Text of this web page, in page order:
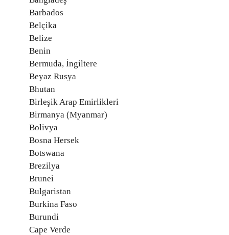
Barbados
Belçika
Belize
Benin
Bermuda, İngiltere
Beyaz Rusya
Bhutan
Birleşik Arap Emirlikleri
Birmanya (Myanmar)
Bolivya
Bosna Hersek
Botswana
Brezilya
Brunei
Bulgaristan
Burkina Faso
Burundi
Cape Verde